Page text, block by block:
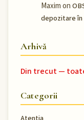
Maximon
depozitare în
Arhivă
Din trecut —
Categorii